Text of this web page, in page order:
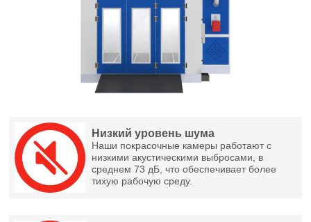
Низкий уровень шума
Наши покрасочные камеры работают с
низкими акустическими выбросами, в
среднем 73 дБ, что обеспечивает более
тихую рабочую среду.